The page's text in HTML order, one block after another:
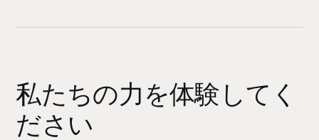
私たちの力を体験してく
ださい